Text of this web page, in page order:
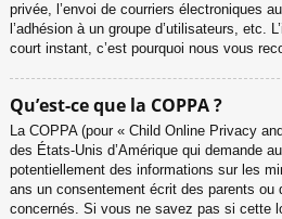
privée, l’envoi de courriers électroniques
l’adhésion à un groupe d’utilisateurs, etc.
court instant, c’est pourquoi nous vous
Qu’est-ce que la COPPA ?
La COPPA (pour « Child Online Privacy
des États-Unis d’Amérique qui demande
potentiellement des informations sur les
ans un consentement écrit des parents ou
concernés. Si vous ne savez pas si cette